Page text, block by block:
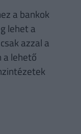
a bankok
lehet a
azzal a
lehető